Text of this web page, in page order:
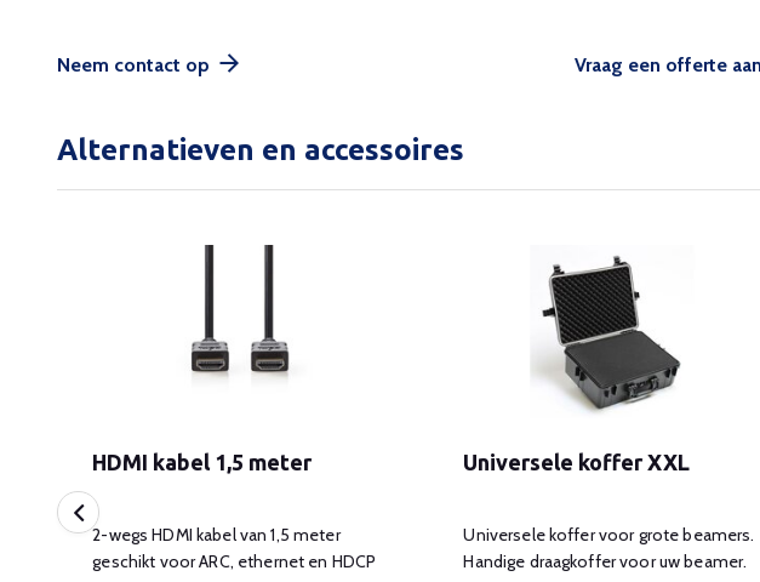
Neem contact op Vraag een offerte aan
Alternatieven en accessoires
HDMI kabel 1,5 meter
2-wegs HDMI kabel van 1,5 meter
geschikt voor ARC, ethernet en HDCP
Universele koffer XXL
Universele koffer voor grote beamers.
Handige draagkoffer voor uw beamer.